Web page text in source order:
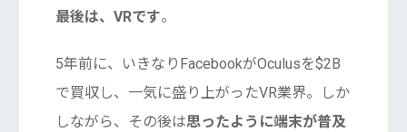
最後は、VRです。
5年前に、いきなりFacebookがOculusを$2B
で買収し、一気に盛り上がったVR業界。しか
しながら、その後は思ったように端末が普及